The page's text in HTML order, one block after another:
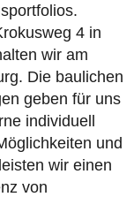
4 in
wir am
Die baulichen
geben für uns
individuell
und
wir einen
von